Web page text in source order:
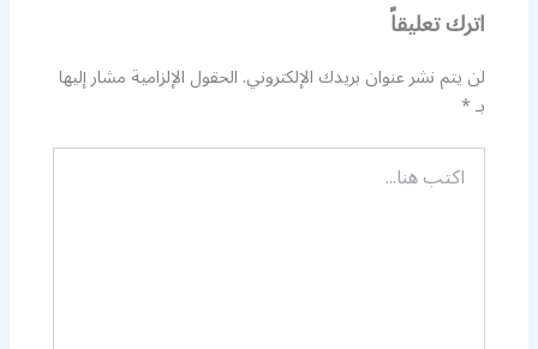
اترك تعليقاً
لن يتم نشر عنوان بريدك الإلكتروني.الحقول الإلزامية مشار إليها
بـ*
اكتب
هنا...